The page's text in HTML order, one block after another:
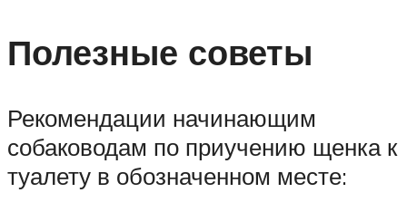
Полезные советы
Рекомендации начинающим
собаководам по приучению щенка к
туалету в обозначенном месте: